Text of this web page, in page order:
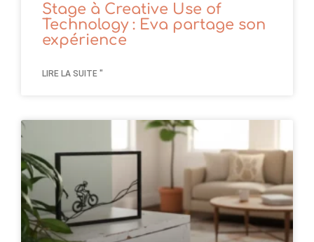
Stage à Creative Use of
Technology : Eva partage son
expérience
LIRE LA SUITE "